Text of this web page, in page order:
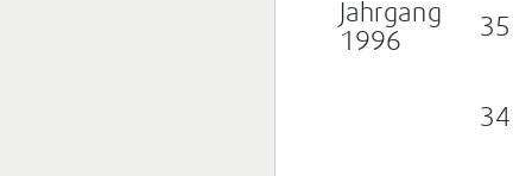
Jahrgang
1996
35
34